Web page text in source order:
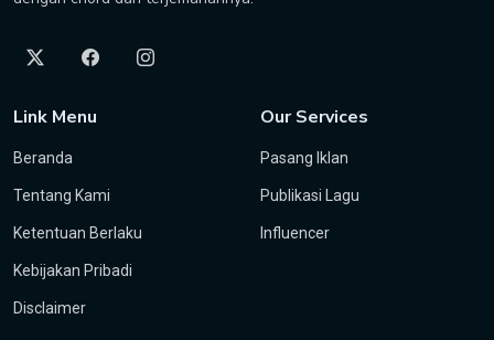
Link Menu
Beranda
Tentang Kami
Ketentuan Berlaku
Kebijakan Pribadi
Disclaimer
Our Services
Pasang Iklan
Publikasi Lagu
Influencer